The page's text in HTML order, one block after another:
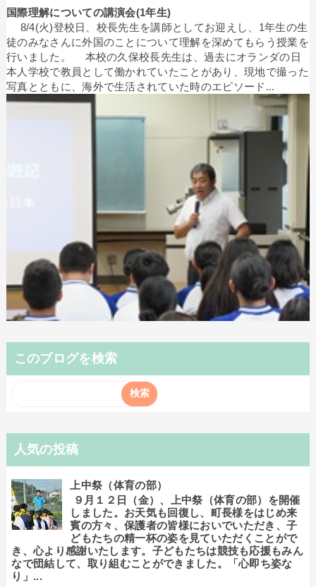
国際理解についての講演会(1年生)
8/4(火)登校日、校長先生を講師としてお迎えし、1年生の生
徒のみなさんに外国のことについて理解を深めてもらう授業を
行いました。 本校の久保校長先生は、過去にオランダの日
本人学校で教員として働かれていたことがあり、現地で撮った
写真とともに、海外で生活されていた時のエピソード...
このブログを検索
人気の投稿
上中祭（体育の部）
９月１２日（金）、上中祭（体育の部）を開催
しました。お天気も回復し、町長様をはじめ来
賓の方々、保護者の皆様においでいただき、子
どもたちの精一杯の姿を見ていただくことがで
き、心より感謝いたします。子どもたちは競技も応援もみん
なで団結して、取り組むことができました。「心即ち姿な
り」...